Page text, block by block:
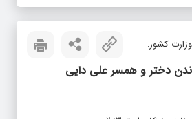
دختر و همسر علی دایی